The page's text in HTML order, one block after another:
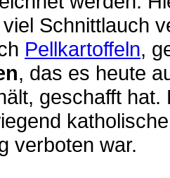
Schnittlauch
Pellkartoffeln,
, das es heute
geschafft
verboten war.